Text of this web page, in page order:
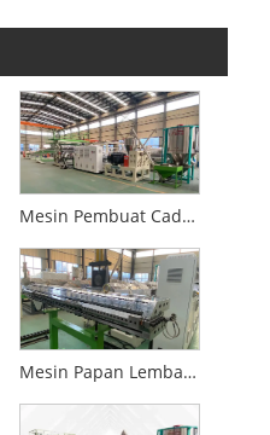
Mesin Pembuat Cadar Plastik ABS
Mesin Papan Lembaran PP